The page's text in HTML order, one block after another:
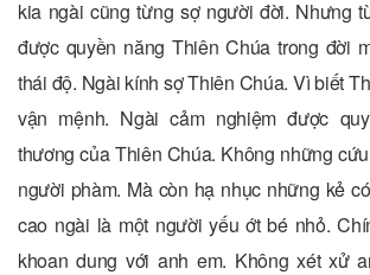
kia ngài cũng từng sợ người đời. Nhưng
được quyền năng Thiên Chúa trong đời
thái độ. Ngài kính sợ Thiên Chúa. Vì biết
vận mệnh. Ngài cảm nghiệm được
thương của Thiên Chúa. Không những
người phàm. Mà còn hạ nhục những kẻ
cao ngài là một người yếu ớt bé nhỏ.
khoan dung với anh em. Không xét xử